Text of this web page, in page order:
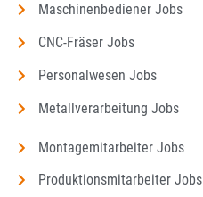
Maschinenbediener Jobs
CNC-Fräser Jobs
Personalwesen Jobs
Metallverarbeitung Jobs
Montagemitarbeiter Jobs
Produktionsmitarbeiter Jobs